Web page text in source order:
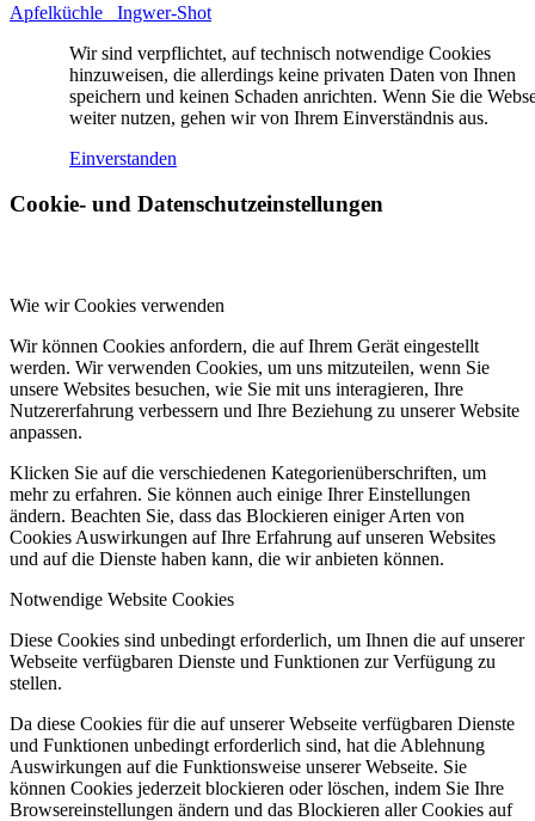
Apfelküchle
Ingwer-Shot
Wir sind verpflichtet, auf technisch notwendige Cookies
hinzuweisen, die allerdings keine privaten Daten von Ihnen
speichern und keinen Schaden anrichten. Wenn Sie die
weiter nutzen, gehen wir von Ihrem Einverständnis aus.
Einverstanden
Cookie- und Datenschutzeinstellungen
Wie wir Cookies verwenden
Wir können Cookies anfordern, die auf Ihrem Gerät eingestellt
werden. Wir verwenden Cookies, um uns mitzuteilen, wenn Sie
unsere Websites besuchen, wie Sie mit uns interagieren, Ihre
Nutzererfahrung verbessern und Ihre Beziehung zu unserer Website
anpassen.
Klicken Sie auf die verschiedenen Kategorienüberschriften, um
mehr zu erfahren. Sie können auch einige Ihrer Einstellungen
ändern. Beachten Sie, dass das Blockieren einiger Arten von
Cookies Auswirkungen auf Ihre Erfahrung auf unseren Websites
und auf die Dienste haben kann, die wir anbieten können.
Notwendige Website Cookies
Diese Cookies sind unbedingt erforderlich, um Ihnen die auf unserer
Webseite verfügbaren Dienste und Funktionen zur Verfügung zu
stellen.
Da diese Cookies für die auf unserer Webseite verfügbaren Dienste
und Funktionen unbedingt erforderlich sind, hat die Ablehnung
Auswirkungen auf die Funktionsweise unserer Webseite. Sie
können Cookies jederzeit blockieren oder löschen, indem Sie Ihre
Browsereinstellungen ändern und das Blockieren aller Cookies auf